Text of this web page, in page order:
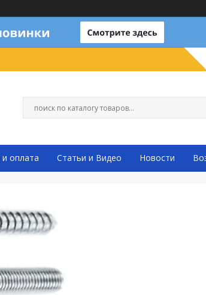
оплата Статьи и Видео Новости